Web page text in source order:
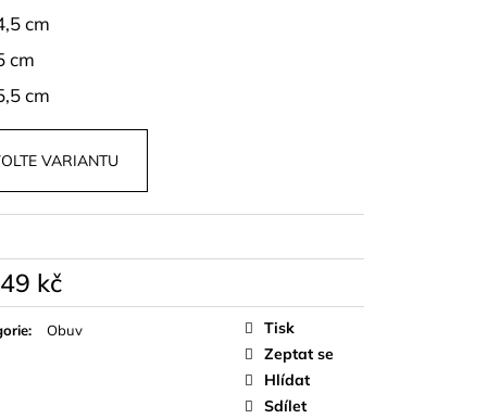
cm
cm
cm
VARIANTU
kč
: Obuv
Tisk
Zeptat se
Hlídat
Sdílet